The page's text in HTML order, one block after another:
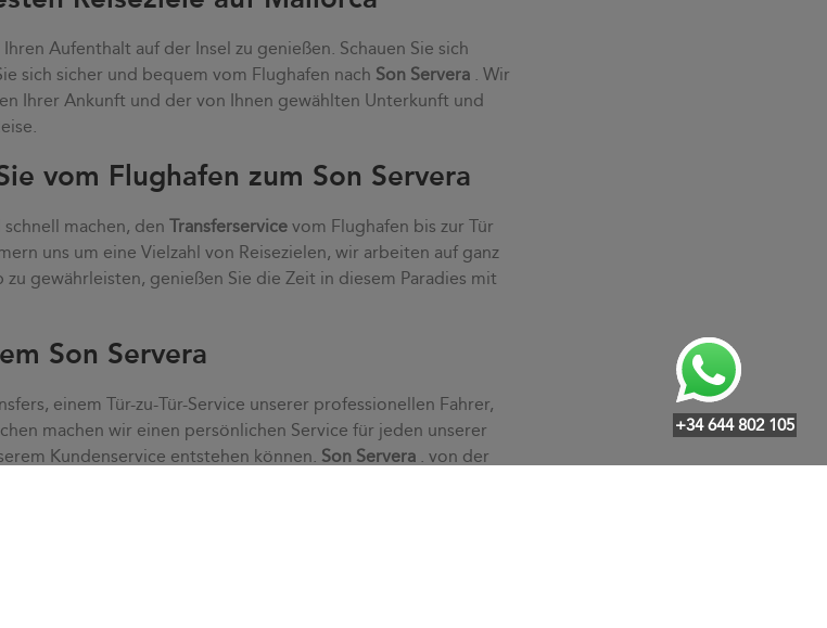
+34 644 802 105
Aufenthalt auf der Insel zu genießen. Schauen Sie sich
sich sicher und bequem vom Flughafen nach Son Servera
. Wir
Ihrer Ankunft und der von Ihnen gewählten Unterkunft und
vom Flughafen zum Son Servera
schnell machen, denTransferservice vom Flughafen bis zur Tür
uns um eine Vielzahl von Reisezielen, wir arbeiten auf ganz
gewährleisten, genießen Sie die Zeit in diesem Paradies mit
Son Servera
einem Tür-zu-Tür-Service unserer professionellen Fahrer,
machen wir einen persönlichen Service für jeden unserer
Kundenservice entstehen können. Son Servera
. von der